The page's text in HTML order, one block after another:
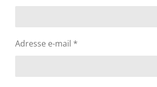
Adresse e-mail *